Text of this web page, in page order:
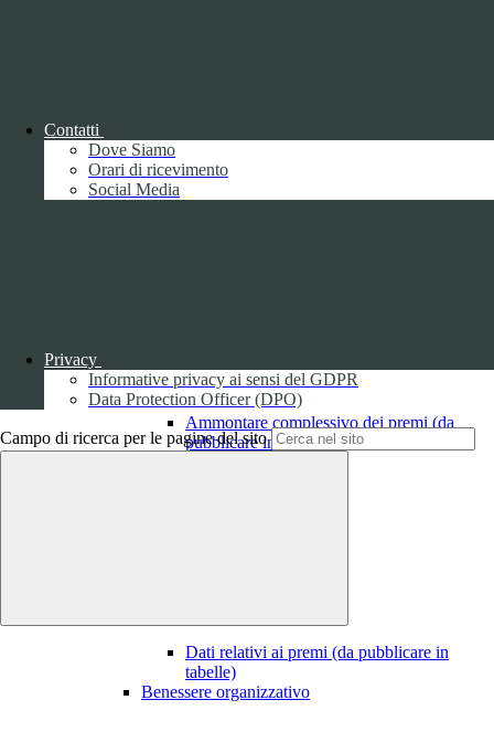
Contatti
Dove Siamo
Orari di ricevimento
Social Media
Privacy
Informative privacy ai sensi del GDPR
Data Protection Officer (DPO)
Campo di ricerca per le pagine del sito
Ammontare complessivo dei premi (da
pubblicare in tabelle) 1
Dati relativi ai premi (da pubblicare in
tabelle)
Benessere organizzativo